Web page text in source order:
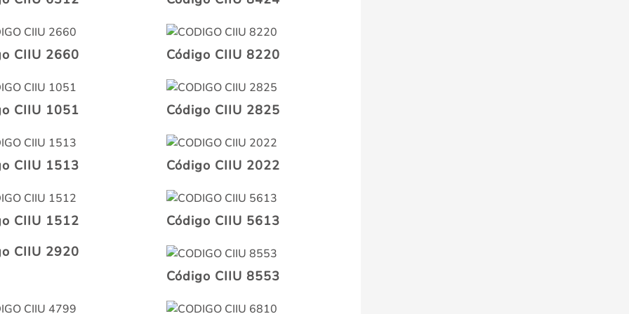
CIIU 2660 Código CIIU 8220
CIIU 1051 Código CIIU 2825
CIIU 1513 Código CIIU 2022
CIIU 1512
Código CIIU 5613
CIIU 2920
Código CIIU 8553